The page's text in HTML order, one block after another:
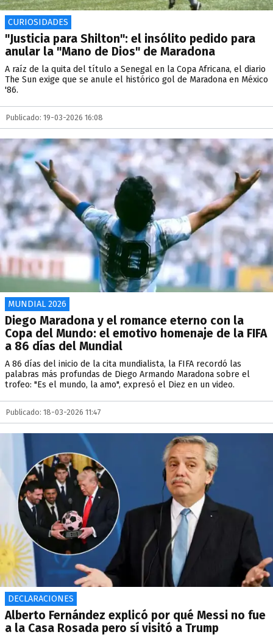
CURIOSIDADES
"Justicia para Shilton": el insólito pedido para
anular la "Mano de Dios" de Maradona
A raíz de la quita del título a Senegal en la Copa Africana, el diario
The Sun exige que se anule el histórico gol de Maradona en México
'86.
Publicado: 19-03-2026 16:08
MUNDIAL 2026
Diego Maradona y el romance eterno con la
Copa del Mundo: el emotivo homenaje de la FIFA
a 86 días del Mundial
A 86 días del inicio de la cita mundialista, la FIFA recordó las
palabras más profundas de Diego Armando Maradona sobre el
trofeo: "Es el mundo, la amo", expresó el Diez en un video.
Publicado: 18-03-2026 11:47
DECLARACIONES
Alberto Fernández explicó por qué Messi no fue
a la Casa Rosada pero sí visitó a Trump